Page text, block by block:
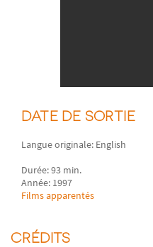
DATE DE SORTIE
Langue originale: English
Durée: 93 min.
Année: 1997
Films apparentés
CRÉDITS